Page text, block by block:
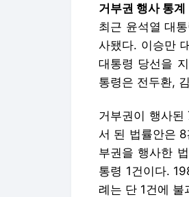
거부권 행사 통계
최근 윤석열 대
사됐다. 이승만
대통령 당선을
통령은 전두환,
거부권이 행사
서 된 법률안은
부권을 행사한
통령 1건이다.
례는 단 1건에 불